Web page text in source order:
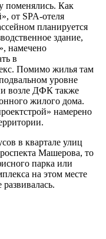
поменялись. Как
от SPA-отеля
планируется
здание,
намечено
в
Помимо жилья там
уровне
возле ДФК также
жилого дома.
намерено
в квартале улиц
Машерова, то
парка или
на этом месте